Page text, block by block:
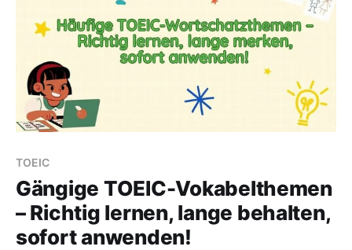
TOEIC
Gängige TOEIC-Vokabelthemen
– Richtig lernen, lange behalten,
sofort anwenden!